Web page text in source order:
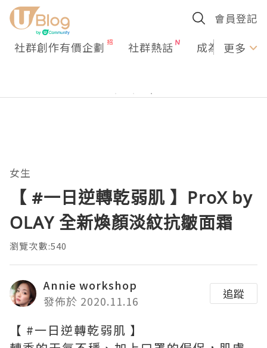
會員登記
社群創作有價企劃 社群熱話 成為U更多
女生
【 #一日逆轉乾弱肌 】ProX by
OLAY 全新煥顏淡紋抗皺面霜
瀏覽次數:540
Annie workshop
發佈於 2020.11.16
追蹤
【 #一日逆轉乾弱肌 】